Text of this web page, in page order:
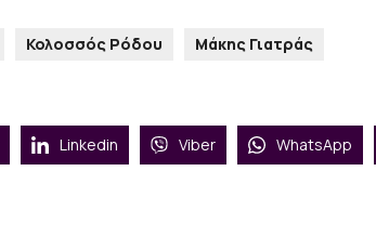
Κολοσσός Ρόδου Μάκης Γιατράς
Linkedin Viber WhatsApp